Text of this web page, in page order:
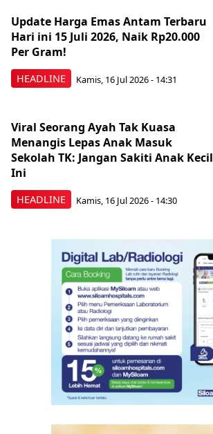
HEADLINE
Update Harga Emas Antam Terbaru
Hari ini 15 Juli 2026, Naik Rp20.000
Per Gram!
Kamis, 16 Jul 2026 - 14:31
HEADLINE
Viral Seorang Ayah Tak Kuasa
Menangis Lepas Anak Masuk
Sekolah TK: Jangan Sakiti Anak Kecil
Ini
Kamis, 16 Jul 2026 - 14:30